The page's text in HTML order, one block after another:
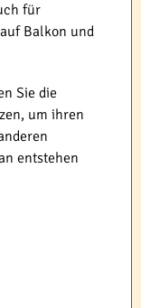
für
Balkon und
Sie die
um ihren
entstehen